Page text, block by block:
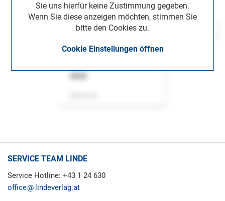
Sie uns hierfür keine Zustimmung gegeben.
Wenn Sie diese anzeigen möchten, stimmen Sie
bitte den Cookies zu.
Cookie Einstellungen öffnen
SERVICE TEAM LINDE
Service Hotline: +43 1 24 630
office
lindeverlag.at